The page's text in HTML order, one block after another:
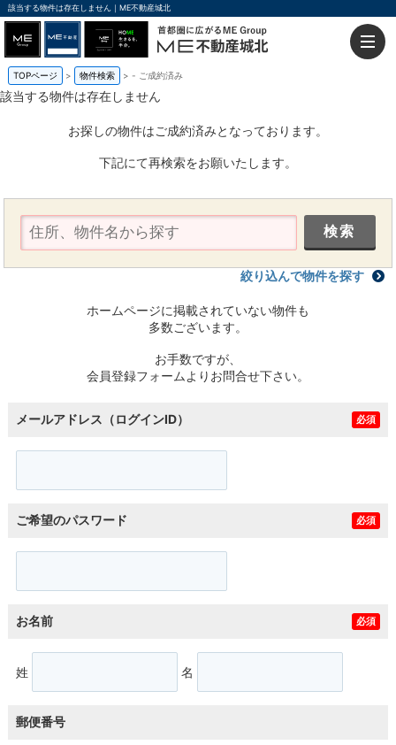
該当する物件は存在しません｜ME不動産城北
TOPページ 物件検索 - ご成約済み
該当する物件は存在しません
お探しの物件はご成約済みとなっております。
下記にて再検索をお願いたします。
絞り込んで物件を探す
ホームページに掲載されていない物件も
多数ございます。
お手数ですが、
会員登録フォームよりお問合せ下さい。
メールアドレス（ログインID） 必須
ご希望のパスワード 必須
お名前 必須
姓 名
郵便番号